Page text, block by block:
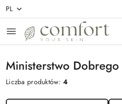
Przejdź do treści głównej
Przejdź do wyszukiwarki
Przejdź do moje konto
Przejdź do menu głównego
Przejdź do stopki
PL
Ministerstwo Dobrego
Liczba produktów:4